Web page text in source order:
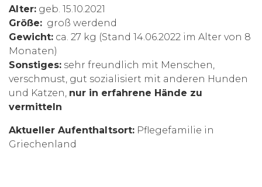
Alter: geb. 15.10.2021
Größe: groß werdend
Gewicht: ca. 27 kg (Stand 14.06.2022 im Alter von 8
Monaten)
Sonstiges: sehr freundlich mit Menschen,
verschmust, gut sozialisiert mit anderen Hunden
und Katzen, nur in erfahrene Hände zu
vermitteln
Aktueller Aufenthaltsort: Pflegefamilie in
Griechenland